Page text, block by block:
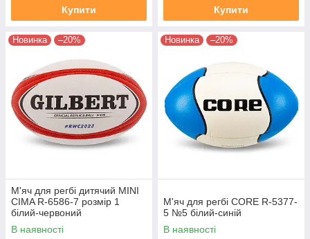
Купити Купити
Новинка –20%
М'яч для регбі дитячий MINI
CIMA R-6586-7 розмір 1
білий-червоний
В наявності
Новинка –20%
М'яч для регбі CORE R-5377-
5 №5 білий-синій
В наявності